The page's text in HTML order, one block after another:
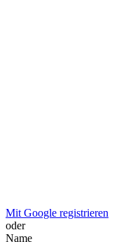
Mit Google registrieren
oder
Name